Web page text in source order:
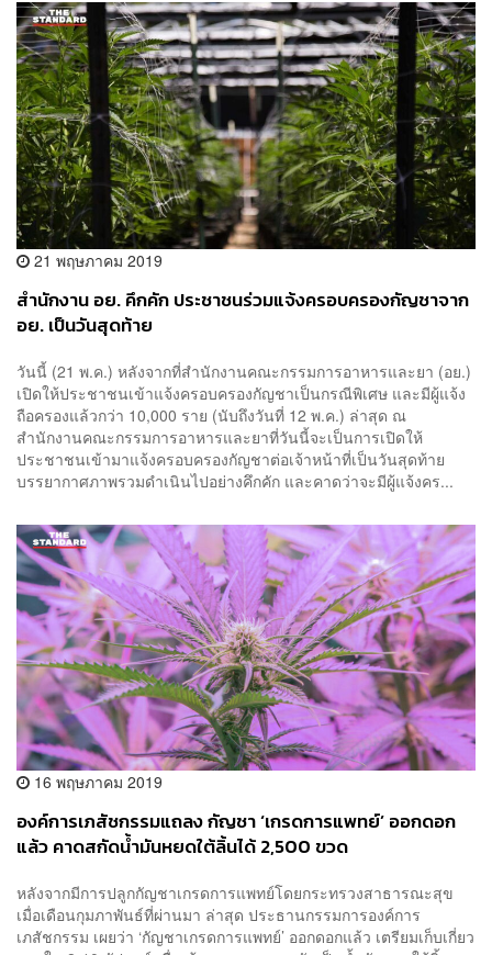
21 พฤษภาคม 2019
สำนักงาน อย. คึกคัก ประชาชนร่วมแจ้งครอบครองกัญชาจาก
อย. เป็นวันสุดท้าย
วันนี้ (21 พ.ค.) หลังจากที่สำนักงานคณะกรรมการอาหารและยา (อย.)
เปิดให้ประชาชนเข้าแจ้งครอบครองกัญชาเป็นกรณีพิเศษ และมีผู้แจ้ง
ถือครองแล้วกว่า 10,000 ราย (นับถึงวันที่ 12 พ.ค.) ล่าสุด ณ
สำนักงานคณะกรรมการอาหารและยาที่วันนี้จะเป็นการเปิดให้
ประชาชนเข้ามาแจ้งครอบครองกัญชาต่อเจ้าหน้าที่เป็นวันสุดท้าย
บรรยากาศภาพรวมดำเนินไปอย่างคึกคัก และคาดว่าจะมีผู้แจ้งคร...
16 พฤษภาคม 2019
องค์การเภสัชกรรมแถลง กัญชา ‘เกรดการแพทย์’ ออกดอก
แล้ว คาดสกัดน้ำมันหยดใต้ลิ้นได้ 2,500 ขวด
หลังจากมีการปลูกกัญชาเกรดการแพทย์โดยกระทรวงสาธารณะสุข
เมื่อเดือนกุมภาพันธ์ที่ผ่านมา ล่าสุด ประธานกรรมการองค์การ
เภสัชกรรม เผยว่า ‘กัญชาเกรดการแพทย์’ ออกดอกแล้ว เตรียมเก็บเกี่ยว